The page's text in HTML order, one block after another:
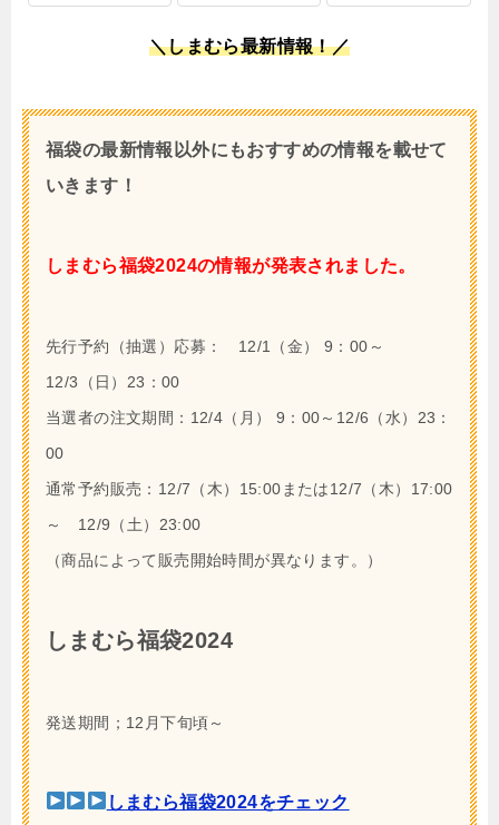
＼しまむら最新情報！／
福袋の最新情報以外にもおすすめの情報を載せて
いきます！
しまむら福袋2024の情報が発表されました。
先行予約（抽選）応募：
12/1（金） 9：00～
12/3（日）23：00
当選者の注文期間：12/4（月） 9：00～12/6（水）23：
00
通常予約販売：12/7（木）15:00または12/7（木）17:00
～ 12/9（土）23:00
（商品によって販売開始時間が異なります。）
しまむら福袋2024
発送期間；12月下旬頃～
しまむら福袋2024をチェック